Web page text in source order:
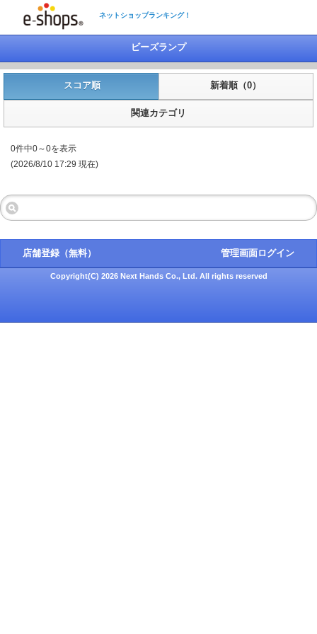
ネットショップランキング！
ビーズランプ
スコア順 新着順（0）
関連カテゴリ
0件中0～0を表示
(2026/8/10 17:29 現在)
店舗登録（無料） 管理画面ログイン
Copyright(C) 2026 Next Hands Co., Ltd. All rights reserved